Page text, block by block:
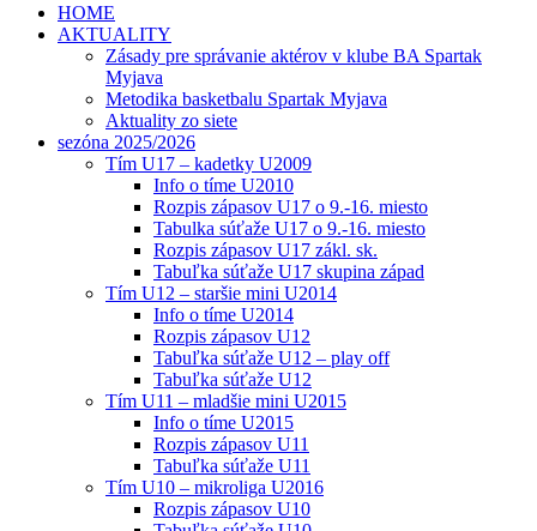
HOME
AKTUALITY
Zásady pre správanie aktérov v klube BA Spartak
Myjava
Metodika basketbalu Spartak Myjava
Aktuality zo siete
sezóna 2025/2026
Tím U17 – kadetky U2009
Info o tíme U2010
Rozpis zápasov U17 o 9.-16. miesto
Tabulka súťaže U17 o 9.-16. miesto
Rozpis zápasov U17 zákl. sk.
Tabuľka súťaže U17 skupina západ
Tím U12 – staršie mini U2014
Info o tíme U2014
Rozpis zápasov U12
Tabuľka súťaže U12 – play off
Tabuľka súťaže U12
Tím U11 – mladšie mini U2015
Info o tíme U2015
Rozpis zápasov U11
Tabuľka súťaže U11
Tím U10 – mikroliga U2016
Rozpis zápasov U10